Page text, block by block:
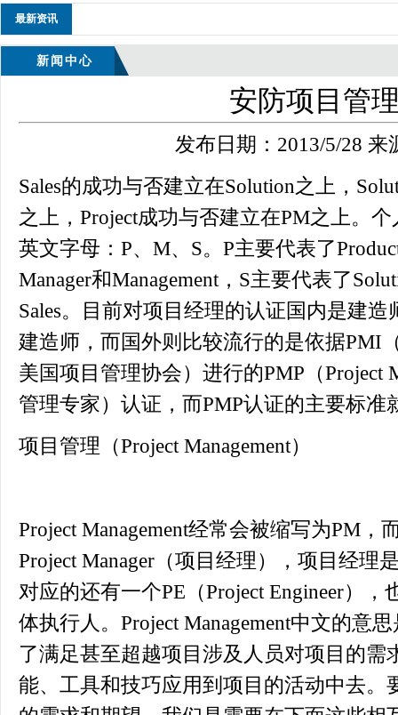
最新资讯
新闻中心
安防项目管
发布日期：2013/5/28 来
Sales的成功与否建立在Solution之上，
之上，Project成功与否建立在PM之上。
英文字母：P、M、S。P主要代表了
Manager和Management，S主要代表了
Sales。目前对项目经理的认证国内是建
建造师，而国外则比较流行的是依据PMI
美国项目管理协会）进行的PMP（Project
管理专家）认证，而PMP认证的主要标准
项目管理（Project Management）
Project Management经常会被缩写为PM
Project Manager（项目经理），项目经理
对应的还有一个PE（Project Engineer）
体执行人。Project Management中文的意
了满足甚至超越项目涉及人员对项目的需
能、工具和技巧应用到项目的活动中去。